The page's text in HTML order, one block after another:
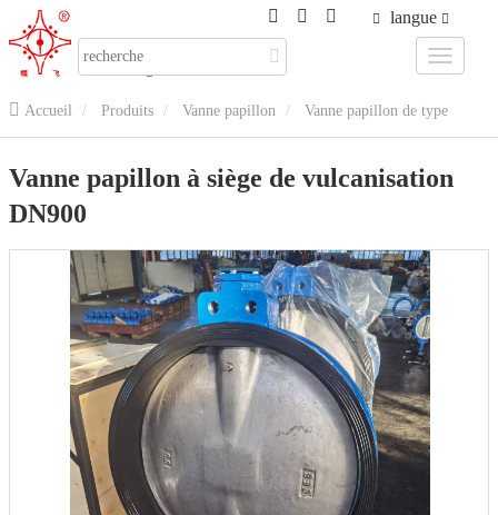
langue
Accueil Produits Vanne papillon Vanne papillon de type
Vanne papillon à siège de vulcanisation DN900
Vanne papillon à siège de vulcanisation
DN900